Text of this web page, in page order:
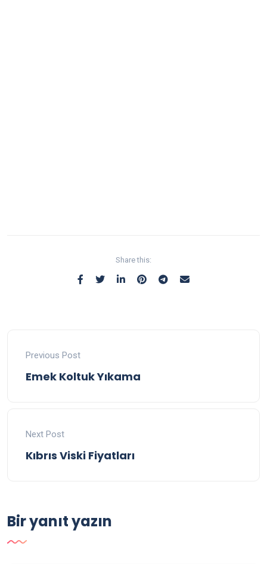
Share this:
Previous Post
Emek Koltuk Yıkama
Next Post
Kıbrıs Viski Fiyatları
Bir yanıt yazın